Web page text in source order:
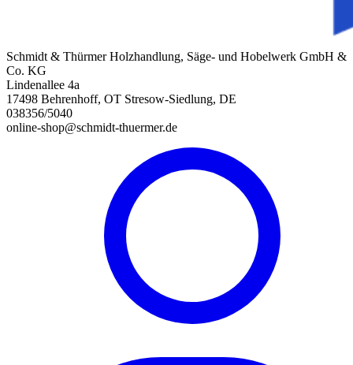
Schmidt & Thürmer Holzhandlung, Säge- und Hobelwerk GmbH &
Co. KG
Lindenallee 4a
17498 Behrenhoff, OT Stresow-Siedlung, DE
038356/5040
online-shop@schmidt-thuermer.de